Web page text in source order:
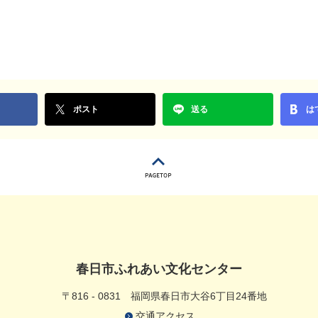
ポスト 送る は
春日市ふれあい文化センター
〒816 - 0831 福岡県春日市大谷6丁目24番地